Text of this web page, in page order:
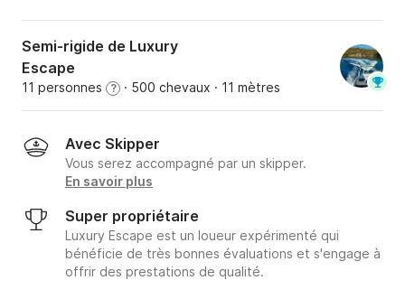
Semi-rigide de Luxury
Escape
11 personnes ? · 500 chevaux · 11 mètres
Avec Skipper
Vous serez accompagné par un skipper.
En savoir plus
Super propriétaire
Luxury Escape est un loueur expérimenté qui
bénéficie de très bonnes évaluations et s'engage à
offrir des prestations de qualité.